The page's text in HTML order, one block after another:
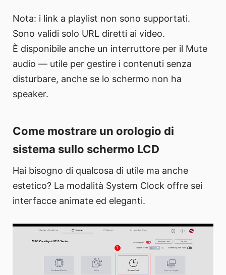
Nota: i link a playlist non sono supportati.
Sono validi solo URL diretti ai video.
È disponibile anche un interruttore per il Mute
audio — utile per gestire i contenuti senza
disturbare, anche se lo schermo non ha
speaker.
Come mostrare un orologio di
sistema sullo schermo LCD
Hai bisogno di qualcosa di utile ma anche
estetico? La modalità System Clock offre sei
interfacce animate ed eleganti.